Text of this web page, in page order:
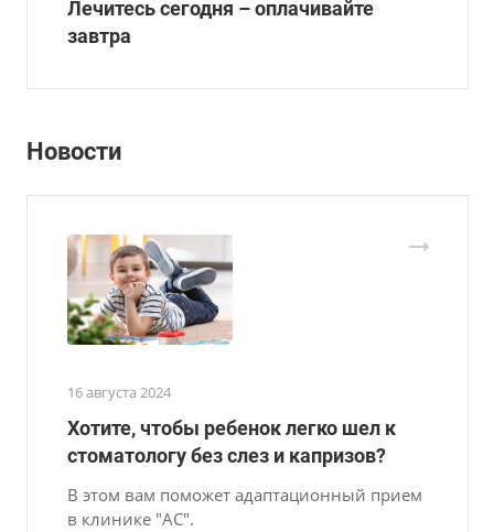
Лечитесь сегодня – оплачивайте
завтра
Новости
16 августа 2024
Хотите, чтобы ребенок легко шел к
стоматологу без слез и капризов?
В этом вам поможет адаптационный прием
в клинике "АС".